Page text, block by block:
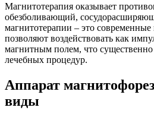
Магнитотерапия оказывает
обезболивающий,
магнитотерапии – это
позволяют воздействовать как
магнитным полем, что
лечебных процедур.
Аппарат
виды